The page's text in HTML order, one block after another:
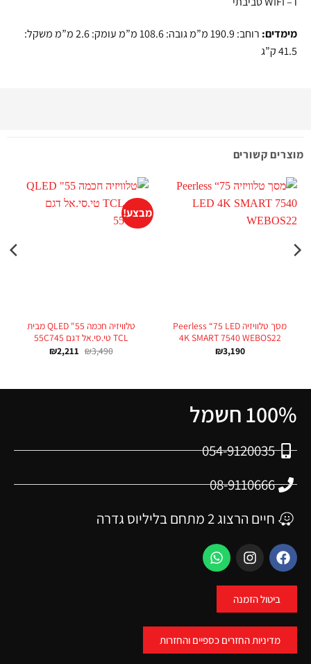
מימדים:
רוחב: 190.9 מ”מ גובה: 108.6 מ”מ עומק: 2.6 מ”מ משקל:
41.5 ק”ג
מוצרים קשורים
מסך טלוויזיה Peerless “75 LED
4K SMART 7540 WEBOS22
₪3,190
מבצע!
טלוויזיה חכמה 55" QLED מבית
TCL טי.סי.אל דגם 55C745
₪3,490
₪2,211
100% חשמל
054-9120035
08-9110666
חיים הרצוג 2 מתחם בליליוס גדרה
ביטול הזמנה
מדיניות החזרים כספיים והחזרות